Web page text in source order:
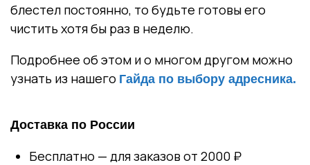
блестел постоянно, то будьте готовы его
чистить хотя бы раз в неделю.
Подробнее об этом и о многом другом можно
узнать из нашего Гайда по выбору адресника.
Доставка по России
Бесплатно — для заказов от 2000 ₽